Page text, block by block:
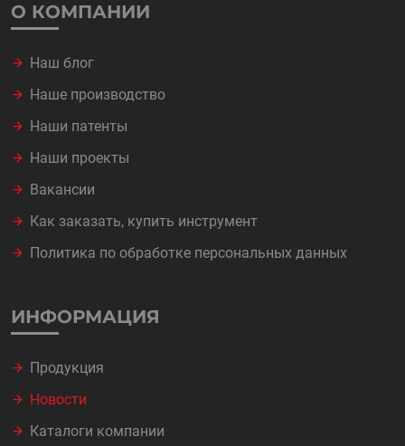
О КОМПАНИИ
Наш блог
Наше производство
Наши патенты
Наши проекты
Вакансии
Как заказать, купить инструмент
Политика по обработке персональных данных
ИНФОРМАЦИЯ
Продукция
Новости
Каталоги компании